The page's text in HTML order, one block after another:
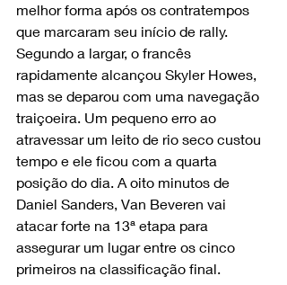
melhor forma após os contratempos
que marcaram seu início de rally.
Segundo a largar, o francês
rapidamente alcançou Skyler Howes,
mas se deparou com uma navegação
traiçoeira. Um pequeno erro ao
atravessar um leito de rio seco custou
tempo e ele ficou com a quarta
posição do dia. A oito minutos de
Daniel Sanders, Van Beveren vai
atacar forte na 13ª etapa para
assegurar um lugar entre os cinco
primeiros na classificação final.